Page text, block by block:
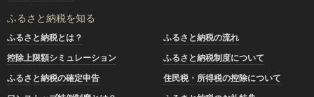
ふるさと納税を知る
ふるさと納税とは？
ふるさと納税の流れ
控除上限額シミュレーション
ふるさと納税制度について
ふるさと納税の確定申告
住民税・所得税の控除について